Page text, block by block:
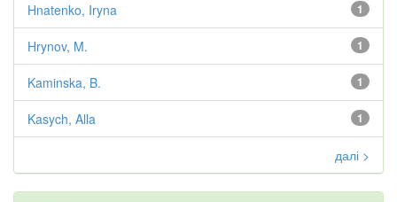
1
Hnatenko, Iryna
1
Hrynov, M.
1
Kaminska, B.
1
Kasych, Alla
далі >